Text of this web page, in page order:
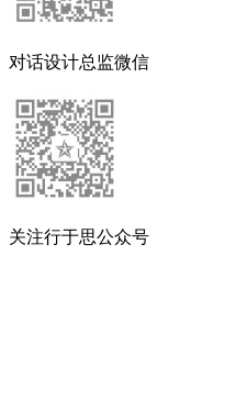
对话设计总监微信
关注行于思公众号